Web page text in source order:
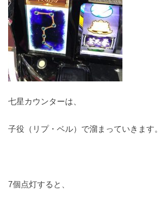
七星カウンターは、
子役（リプ・ベル）で溜まっていきます。
7個点灯すると、